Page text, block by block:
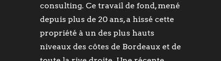
consulting. Ce travail de fond, mené
depuis plus de 20 ans, a hissé cette
propriété à un des plus hauts
niveaux des côtes de Bordeaux et de